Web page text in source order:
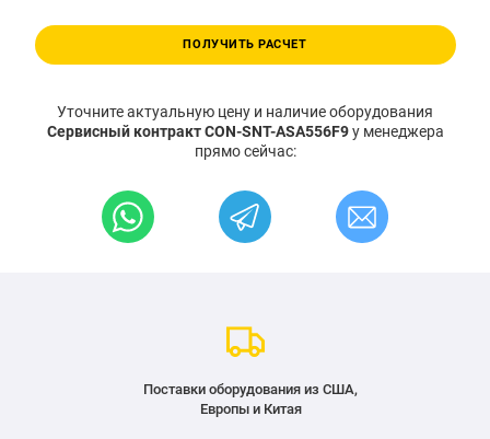
ПОЛУЧИТЬ РАСЧЕТ
Уточните актуальную цену и наличие оборудования
Сервисный контракт CON-SNT-ASA556F9у менеджера
прямо сейчас:
Поставки оборудования из США,
Европы и Китая